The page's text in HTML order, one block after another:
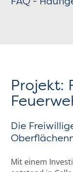
FAQ -
Projekt:
Die
Mit einem